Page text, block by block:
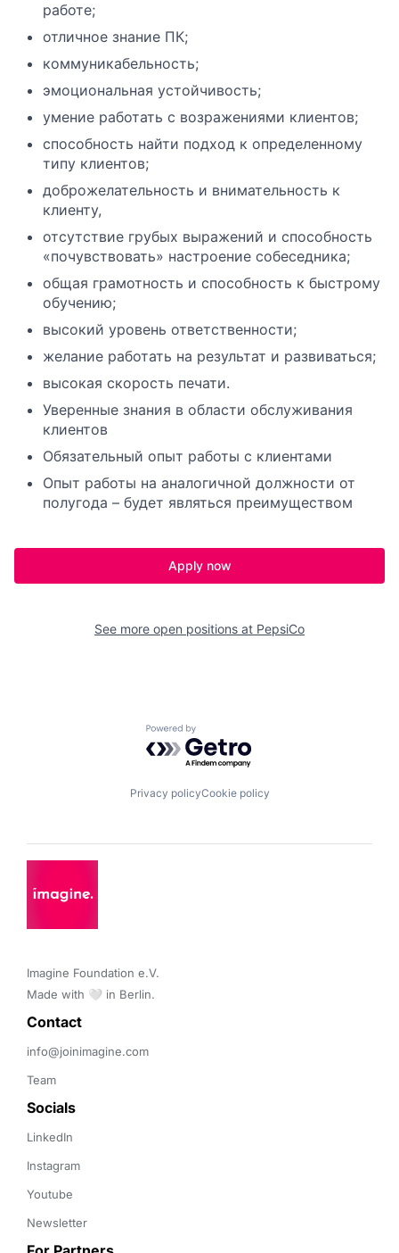
работе;
отличное знание ПК;
коммуникабельность;
эмоциональная устойчивость;
умение работать с возражениями клиентов;
способность найти подход к определенному
типу клиентов;
доброжелательность и внимательность к
клиенту,
отсутствие грубых выражений и способность
«почувствовать» настроение собеседника;
общая грамотность и способность к быстрому
обучению;
высокий уровень ответственности;
желание работать на результат и развиваться;
высокая скорость печати.
Уверенные знания в области обслуживания
клиентов
Обязательный опыт работы с клиентами
Опыт работы на аналогичной должности от
полугода – будет являться преимуществом
Apply now
See more open positions at PepsiCo
Powered by Getro.com
Privacy policyCookie policy
Imagine Foundation e.V.
Made with 🤍 in Berlin.
Contact
info@joinimagine.com
Team
Socials
LinkedIn
Instagram
Youtube
Newsletter